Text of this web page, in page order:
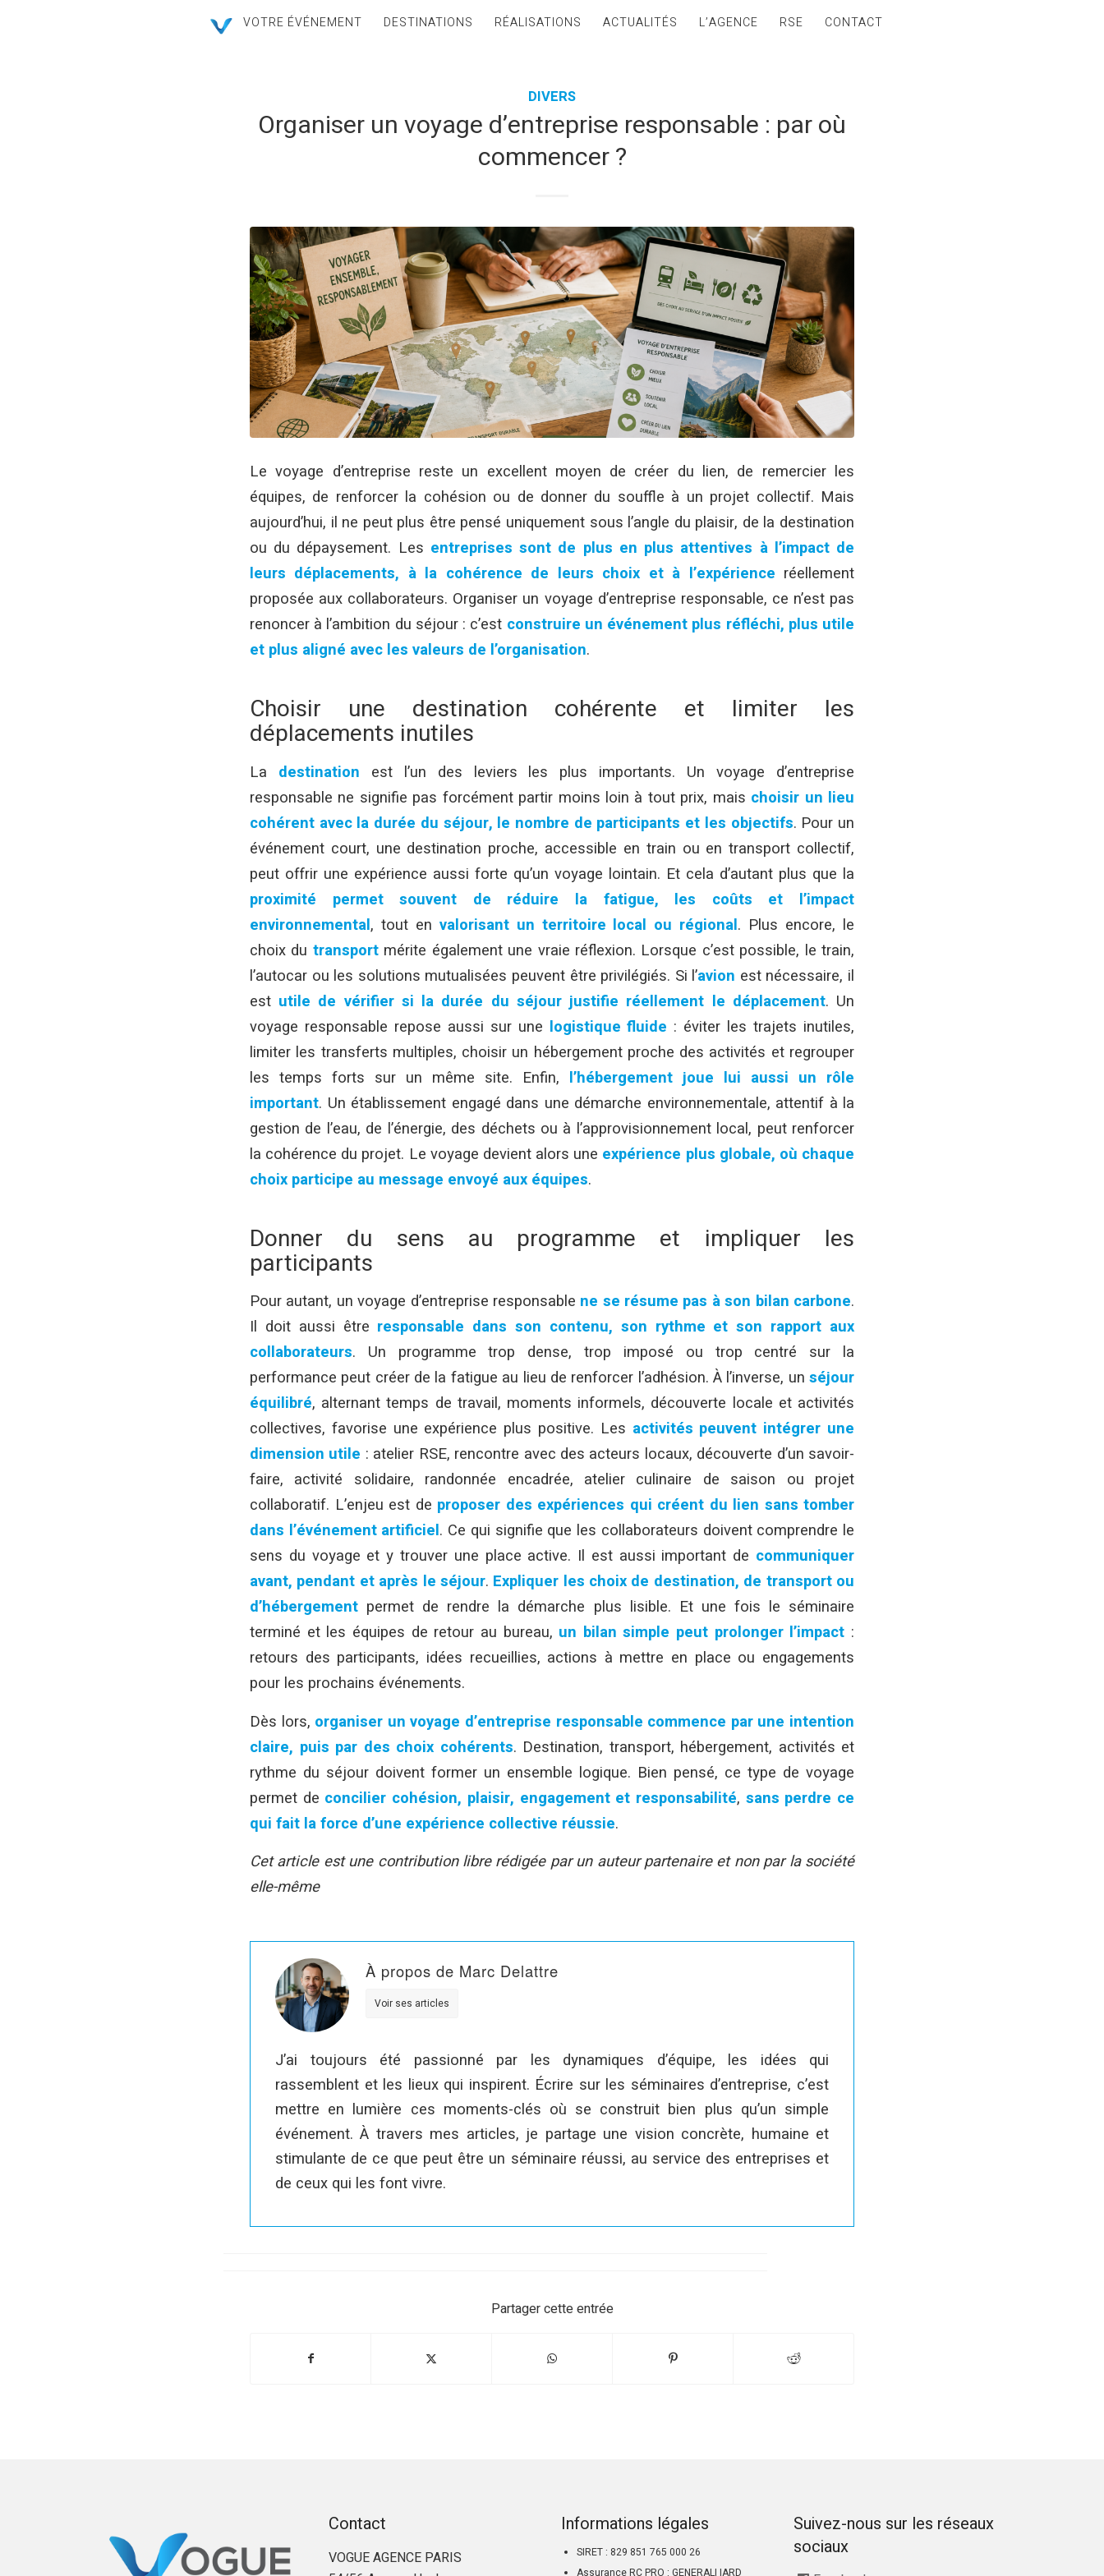
VOTRE ÉVÉNEMENT DESTINATIONS RÉALISATIONS ACTUALITÉS L’AGENCE RSE CONTACT
DIVERS
Organiser un voyage d’entreprise responsable : par où
commencer ?
Le voyage d’entreprise reste un excellent moyen de créer du lien, de remercier les
équipes, de renforcer la cohésion ou de donner du souffle à un projet collectif. Mais
aujourd’hui, il ne peut plus être pensé uniquement sous l’angle du plaisir, de la destination
ou du dépaysement. Les entreprises sont de plus en plus attentives à l’impact de
leurs déplacements, à la cohérence de leurs choix et à l’expérience réellement
proposée aux collaborateurs. Organiser un voyage d’entreprise responsable, ce n’est pas
renoncer à l’ambition du séjour : c’est construire un événement plus réfléchi, plus utile
et plus aligné avec les valeurs de l’organisation.
Choisir une destination cohérente et limiter les
déplacements inutiles
La destination est l’un des leviers les plus importants. Un voyage d’entreprise
responsable ne signifie pas forcément partir moins loin à tout prix, mais choisir un lieu
cohérent avec la durée du séjour, le nombre de participants et les objectifs. Pour un
événement court, une destination proche, accessible en train ou en transport collectif,
peut offrir une expérience aussi forte qu’un voyage lointain. Et cela d’autant plus que la
proximité permet souvent de réduire la fatigue, les coûts et l’impact
environnemental, tout en valorisant un territoire local ou régional. Plus encore, le
choix du transportmérite également une vraie réflexion. Lorsque c’est possible, le train,
l’autocar ou les solutions mutualisées peuvent être privilégiés. Si l’avion est nécessaire, il
est utile de vérifier si la durée du séjour justifie réellement le déplacement. Un
voyage responsable repose aussi sur une logistique fluide : éviter les trajets inutiles,
limiter les transferts multiples, choisir un hébergement proche des activités et regrouper
les temps forts sur un même site. Enfin, l’hébergement joue lui aussi un rôle
important. Un établissement engagé dans une démarche environnementale, attentif à la
gestion de l’eau, de l’énergie, des déchets ou à l’approvisionnement local, peut renforcer
la cohérence du projet. Le voyage devient alors une expérience plus globale, où chaque
choix participe au message envoyé aux équipes.
Donner du sens au programme et impliquer les
participants
Pour autant, un voyage d’entreprise responsable ne se résume pas à son bilan carbone.
Il doit aussi être responsable dans son contenu, son rythme et son rapport aux
collaborateurs. Un programme trop dense, trop imposé ou trop centré sur la
performance peut créer de la fatigue au lieu de renforcer l’adhésion. À l’inverse, un séjour
équilibré, alternant temps de travail, moments informels, découverte locale et activités
collectives, favorise une expérience plus positive. Les activités peuvent intégrer une
dimension utile : atelier RSE, rencontre avec des acteurs locaux, découverte d’un savoir-
faire, activité solidaire, randonnée encadrée, atelier culinaire de saison ou projet
collaboratif. L’enjeu est de proposer des expériences qui créent du lien sans tomber
dans l’événement artificiel. Ce qui signifie que les collaborateurs doivent comprendre le
sens du voyage et y trouver une place active. Il est aussi important de communiquer
avant, pendant et après le séjour. Expliquer les choix de destination, de transport ou
d’hébergement permet de rendre la démarche plus lisible. Et une fois le séminaire
terminé et les équipes de retour au bureau, un bilan simple peut prolonger l’impact :
retours des participants, idées recueillies, actions à mettre en place ou engagements
pour les prochains événements.
Dès lors, organiser un voyage d’entreprise responsable commence par une intention
claire, puis par des choix cohérents. Destination, transport, hébergement, activités et
rythme du séjour doivent former un ensemble logique. Bien pensé, ce type de voyage
permet de concilier cohésion, plaisir, engagement et responsabilité, sans perdre ce
qui fait la force d’une expérience collective réussie.
Cet article est une contribution libre rédigée par un auteur partenaire et non par la société
elle-même
À propos de Marc Delattre
Voir ses articles
J’ai toujours été passionné par les dynamiques d’équipe, les idées qui
rassemblent et les lieux qui inspirent. Écrire sur les séminaires d’entreprise, c’est
mettre en lumière ces moments-clés où se construit bien plus qu’un simple
événement. À travers mes articles, je partage une vision concrète, humaine et
stimulante de ce que peut être un séminaire réussi, au service des entreprises et
de ceux qui les font vivre.
Partager cette entrée
Contact
VOGUE AGENCE PARIS
Informations légales
SIRET : 829 851 765 000 26
Assurance RC PRO : GENERALI IARD
Suivez-nous sur les réseaux
sociaux